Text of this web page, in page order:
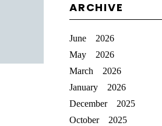
ARCHIVE
June 2026
May 2026
March 2026
January 2026
December 2025
October 2025